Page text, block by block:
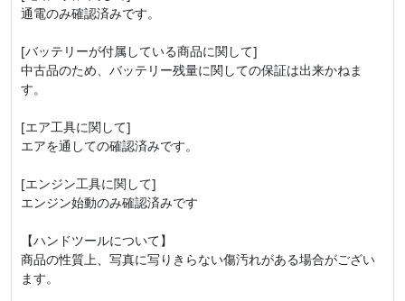
通電のみ確認済みです。
[バッテリーが付属している商品に関して]
中古品のため、バッテリー残量に関しての保証は出来かねま
す。
[エア工具に関して]
エアを通しての確認済みです。
[エンジン工具に関して]
エンジン始動のみ確認済みです
【ハンドツールについて】
商品の性質上、写真に写りきらない傷汚れがある場合がござい
ます。